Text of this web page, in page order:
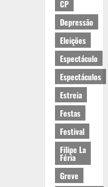
CP
Depressão
Eleições
Espectáculo
Espectáculos
Estreia
Festas
Festival
Filipe La
Féria
Greve